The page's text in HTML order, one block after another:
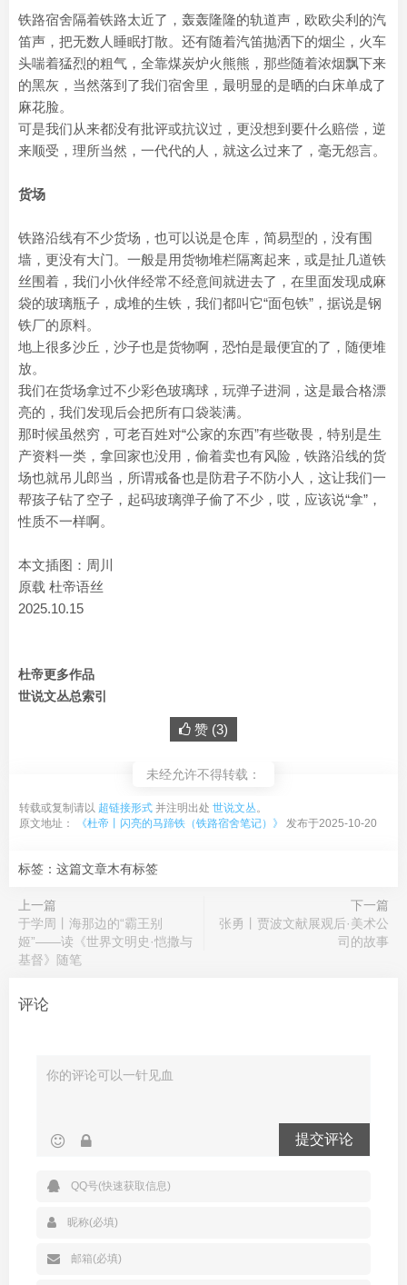
铁路宿舍隔着铁路太近了，轰轰隆隆的轨道声，欧欧尖利的汽
笛声，把无数人睡眠打散。还有随着汽笛抛洒下的烟尘，火车
头喘着猛烈的粗气，全靠煤炭炉火熊熊，那些随着浓烟飘下来
的黑灰，当然落到了我们宿舍里，最明显的是晒的白床单成了
麻花脸。
可是我们从来都没有批评或抗议过，更没想到要什么赔偿，逆
来顺受，理所当然，一代代的人，就这么过来了，毫无怨言。
货场
铁路沿线有不少货场，也可以说是仓库，简易型的，没有围
墙，更没有大门。一般是用货物堆栏隔离起来，或是扯几道铁
丝围着，我们小伙伴经常不经意间就进去了，在里面发现成麻
袋的玻璃瓶子，成堆的生铁，我们都叫它“面包铁”，据说是钢
铁厂的原料。
地上很多沙丘，沙子也是货物啊，恐怕是最便宜的了，随便堆
放。
我们在货场拿过不少彩色玻璃球，玩弹子进洞，这是最合格漂
亮的，我们发现后会把所有口袋装满。
那时候虽然穷，可老百姓对“公家的东西”有些敬畏，特别是生
产资料一类，拿回家也没用，偷着卖也有风险，铁路沿线的货
场也就吊儿郎当，所谓戒备也是防君子不防小人，这让我们一
帮孩子钻了空子，起码玻璃弹子偷了不少，哎，应该说“拿”，
性质不一样啊。
本文插图：周川
原载 杜帝语丝
2025.10.15
杜帝更多作品
世说文丛总索引
赞 (3)
未经允许不得转载：
转载或复制请以 超链接形式 并注明出处 世说文丛。
原文地址：
《杜帝丨闪亮的马蹄铁（铁路宿舍笔记）》 发布于2025-10-20
标签：这篇文章木有标签
上一篇
于学周丨海那边的“霸王别
姬”——读《世界文明史·恺撒与
基督》随笔
下一篇
张勇丨贾波文献展观后·美术公
司的故事
评论
提交评论